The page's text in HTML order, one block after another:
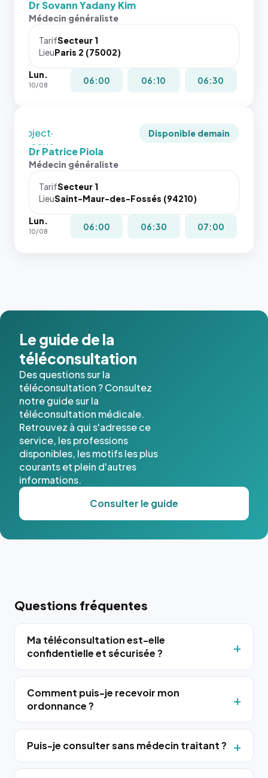
l'annuaire
dans ce
cas. #}
Sans ces
navigateur
pas la
place, et
dernières
images de
l'annuaire
dans ce
cas. #}
Dr Sovann Yadany Kim
Médecin généraliste
TarifSecteur 1
LieuParis 2 (75002)
Lun.
10/08 06:00 06:10 06:30
rapport 1:1
juste à
toutes les
puisque la
`object-
fit: cover`.
Sans ces
navigateur
pas la
place, et
Disponible demain
Dr Patrice Piola
Médecin généraliste
TarifSecteur 1
LieuSaint-Maur-des-Fossés (94210)
Lun.
10/08 06:00 06:30 07:00
Le guide de la
téléconsultation
Des questions sur la
téléconsultation ? Consultez
notre guide sur la
téléconsultation médicale.
Retrouvez à qui s'adresse ce
service, les professions
disponibles, les motifs les plus
courants et plein d'autres
informations.
Consulter le guide
Questions fréquentes
Ma téléconsultation est-elle
confidentielle et sécurisée ?
Comment puis-je recevoir mon
ordonnance ?
Puis-je consulter sans médecin traitant ?